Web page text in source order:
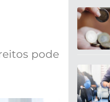
pode